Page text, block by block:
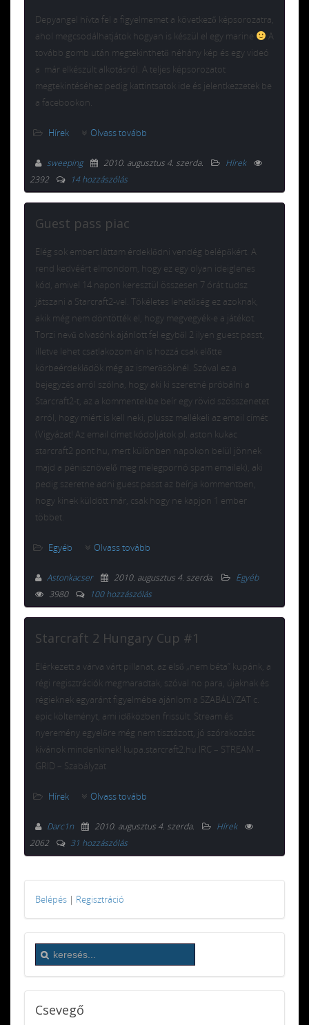
Depyangel hívta fel a figyelmemet a következő képsorozatra,
ahol megcsodálhatjátok hogyan is készül el egy marine
A
tovább gomb után megtekinthető néhány kép és egy videó
a már elkészült alkotásról. A teljes képsorozatot
megtekintéséhez pedig kattintsatok ide és jelentkezzetek be
a facebookon.
Hírek Olvass tovább
sweeping 2010. augusztus 4. szerda.
Hírek
2392
14 hozzászólás
Guest pass piac
Elég sok embert láttam érdeklődni vendég belépőkért. A
rend kedvéért elmondom, hogy ez egy olyan ideiglenes
kód, amivel 14 napon keresztül összesen 7 órát tudsz
játszani a Starcraft2-vel. Tökéletes lehetőség ez azoknak,
akik még nem döntötték el, hogy megvegyék-e a játékot.
Torzi nevű olvasónk ajánlott fel egyből 2 ilyen guest passt,
illetve lehet csatlakozom én is hozzá csak előtte
körbeérdeklődök még az ismerősöknél. Szóval ez a
bejegyzés arról szólna, hogy aki ki szeretné próbálni a
Starcraft2-t, az a kommentekbe beír egy rövid szösszenetet
arról, hogy miért is kell neki, plussz mellékeli az email címét
(Vigyázat! Az email címet kódoljátok pl. aston kukac
starcraft2 pont hu, mert különben napokon belül jönnek
majd a pénisznövelő meg melegpornó spam emailek), aki
pedig szeretne adni guest passt az beírja kommentben,
hogy kinek küldött már, csak hogy ne kapjon 1 ember
többet.
Egyéb Olvass tovább
Astonkacser 2010. augusztus 4. szerda.
Egyéb
3980
100 hozzászólás
Starcraft 2 Hungary Cup #1
Elérkezett a várva várt pillanat, az első „nem béta” kupánk, a
régi regisztrációk megmaradtak, szóval no para, újaknak és
régieknek egyaránt figyelmébe ajánlom a SZABÁLYZAT c.
epic költeményt, ami időközben frissült. Stream és
nyeremény egyelőre még nem tisztázott, jó szórakozást
kívánok mindenkinek! kupa.starcraft2.hu IRC – STREAM –
GRID – Szabályzat
Hírek Olvass tovább
Darc1n 2010. augusztus 4. szerda.
Hírek
2062
31 hozzászólás
Belépés | Regisztráció
Csevegő